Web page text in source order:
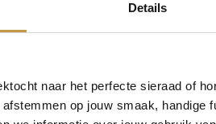
Details
naar het perfecte sieraad of
op jouw smaak, handige
6
,
m
a
a